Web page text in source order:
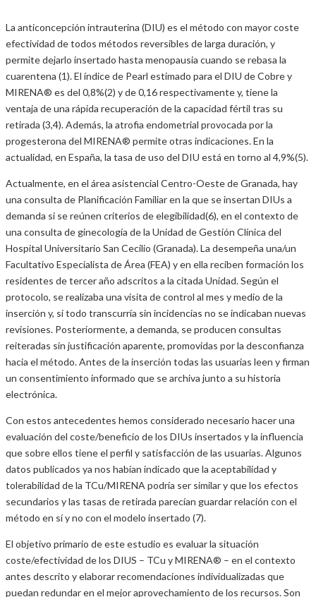
La anticoncepción intrauterina (DIU) es el método con mayor coste
efectividad de todos métodos reversibles de larga duración, y
permite dejarlo insertado hasta menopausia cuando se rebasa la
cuarentena (1). El índice de Pearl estimado para el DIU de Cobre y
MIRENA® es del 0,8%(2) y de 0,16 respectivamente y, tiene la
ventaja de una rápida recuperación de la capacidad fértil tras su
retirada (3,4). Además, la atrofia endometrial provocada por la
progesterona del MIRENA® permite otras indicaciones. En la
actualidad, en España, la tasa de uso del DIU está en torno al 4,9%(5).
Actualmente, en el área asistencial Centro-Oeste de Granada, hay
una consulta de Planificación Familiar en la que se insertan DIUs a
demanda si se reúnen criterios de elegibilidad(6), en el contexto de
una consulta de ginecología de la Unidad de Gestión Clínica del
Hospital Universitario San Cecilio (Granada). La desempeña una/un
Facultativo Especialista de Área (FEA) y en ella reciben formación los
residentes de tercer año adscritos a la citada Unidad. Según el
protocolo, se realizaba una visita de control al mes y medio de la
inserción y, si todo transcurría sin incidencias no se indicaban nuevas
revisiones. Posteriormente, a demanda, se producen consultas
reiteradas sin justificación aparente, promovidas por la desconfianza
hacia el método. Antes de la inserción todas las usuarias leen y firman
un consentimiento informado que se archiva junto a su historia
electrónica.
Con estos antecedentes hemos considerado necesario hacer una
evaluación del coste/beneficio de los DIUs insertados y la influencia
que sobre ellos tiene el perfil y satisfacción de las usuarias. Algunos
datos publicados ya nos habían indicado que la aceptabilidad y
tolerabilidad de la TCu/MIRENA podría ser similar y que los efectos
secundarios y las tasas de retirada parecían guardar relación con el
método en sí y no con el modelo insertado (7).
El objetivo primario de este estudio es evaluar la situación
coste/efectividad de los DIUS – TCu y MIRENA® – en el contexto
antes descrito y elaborar recomendaciones individualizadas que
puedan redundar en el mejor aprovechamiento de los recursos. Son